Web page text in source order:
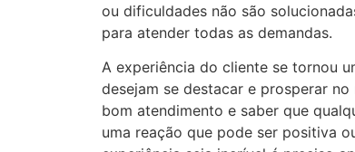
ou dificuldades não são
para atender todas as demandas.
A experiência do cliente se tornou
desejam se destacar e prosperar
bom atendimento e saber que
uma reação que pode ser positiva